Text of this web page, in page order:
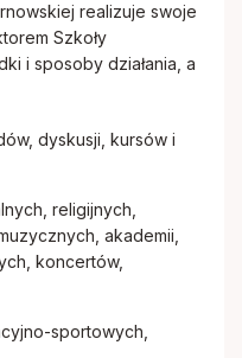
realizuje swoje
Szkoły
i sposoby działania, a
dyskusji, kursów i
religijnych,
akademii,
koncertów,
sportowych,